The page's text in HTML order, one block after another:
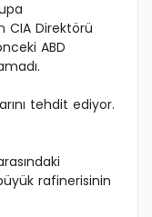
CIA Direktörü
ABD
tehdit ediyor.
rafinerisinin